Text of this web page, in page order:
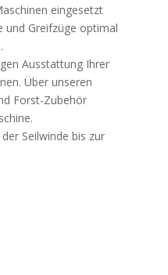
eingesetzt
und Greifzüge optimal
Ausstattung Ihrer
Über unseren
Forst-Zubehör
Seilwinde bis zur